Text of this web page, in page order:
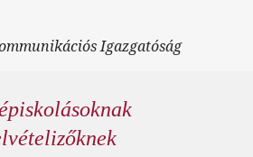
Igazgatóság